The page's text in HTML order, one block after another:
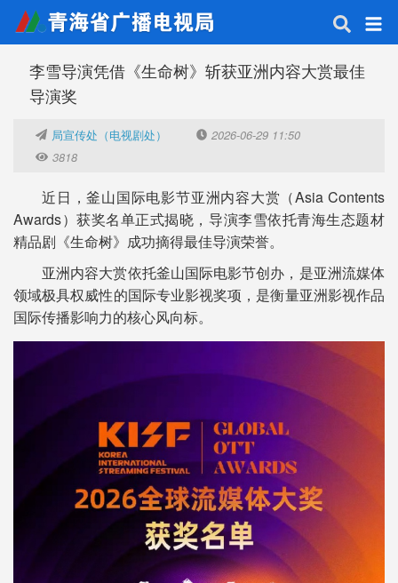
李雪导演凭借《生命树》斩获亚洲内容大赏最佳
导演奖
局宣传处（电视剧处）
2026-06-29 11:50
3818
近日，釜山国际电影节亚洲内容大赏（Asia Contents
Awards）获奖名单正式揭晓，导演李雪依托青海生态题材
精品剧《生命树》成功摘得最佳导演荣誉。
亚洲内容大赏依托釜山国际电影节创办，是亚洲流媒体
领域极具权威性的国际专业影视奖项，是衡量亚洲影视作品
国际传播影响力的核心风向标。